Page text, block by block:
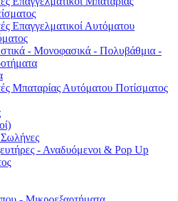
Επαγγελματικοί Αυτόματου
- Μονοφασικά - Πολυβάθμια -
Μπαταρίας Αυτόματου Ποτίσματος
- Αναδυόμενοι & Pop Up